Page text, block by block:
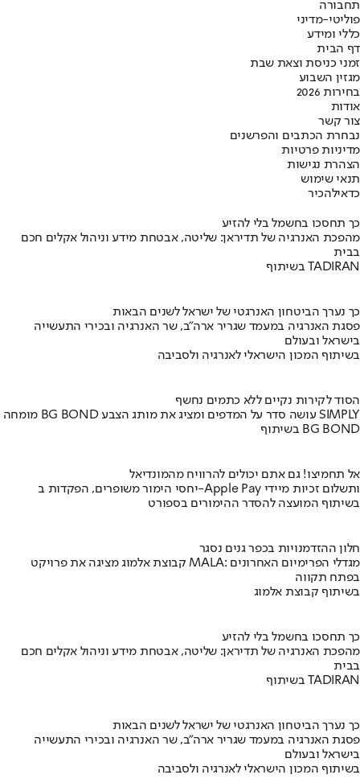
תחבורה
פוליטי-מדיני
כללי ומידע
דף הבית
זמני כניסת וצאת שבת
מגזין השבוע
בחירות 2026
אודות
צור קשר
נבחרת הכתבים והפרשנים
מדיניות פרטיות
הצהרת נגישות
תנאי שימוש
כדאילהכיר
כך תחסכו בחשמל בלי להזיע
מהפכת האנרגיה של תדיראן: שליטה, אבטחת מידע וניהול אקלים חכם
בבית
בשיתוף TADIRAN
כך נערך הביטחון האנרגטי של ישראל לשנים הבאות
פסגת האנרגיה במעמד שגריר ארה"ב, שר האנרגיה ובכירי התעשייה
בישראל ובעולם
בשיתוף המכון הישראלי לאנרגיה ולסביבה
הסוד לקירות נקיים ללא כתמים נחשף
מומחה BG BOND עושה סדר על המדפים ומציג את מותג הצבע SIMPLY
בשיתוף BG BOND
אל תחמיצו! גם אתם יכולים להרוויח מהמונדיאל
יחסי הימור משופרים, הפקדות ב-Apple Pay ותשלום זכיות מיידי
בשיתוף המועצה להסדר ההימורים בספורט
חלון ההזדמנויות בכפר גנים נסגר
קבוצת אלמוג מציגה את פרויקט MALA: מגדלי הפרימיום האחרונים
בפתח תקווה
בשיתוף קבוצת אלמוג
כך תחסכו בחשמל בלי להזיע
מהפכת האנרגיה של תדיראן: שליטה, אבטחת מידע וניהול אקלים חכם
בבית
בשיתוף TADIRAN
כך נערך הביטחון האנרגטי של ישראל לשנים הבאות
פסגת האנרגיה במעמד שגריר ארה"ב, שר האנרגיה ובכירי התעשייה
בישראל ובעולם
בשיתוף המכון הישראלי לאנרגיה ולסביבה